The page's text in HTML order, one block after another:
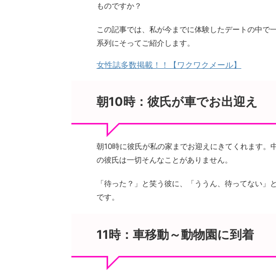
ものですか？
この記事では、私が今までに体験したデートの中で
系列にそってご紹介します。
女性誌多数掲載！！【ワクワクメール】
朝10時：彼氏が車でお出迎え
朝10時に彼氏が私の家までお迎えにきてくれます。
の彼氏は一切そんなことがありません。
「待った？」と笑う彼に、「ううん、待ってない」
です。
11時：車移動～動物園に到着